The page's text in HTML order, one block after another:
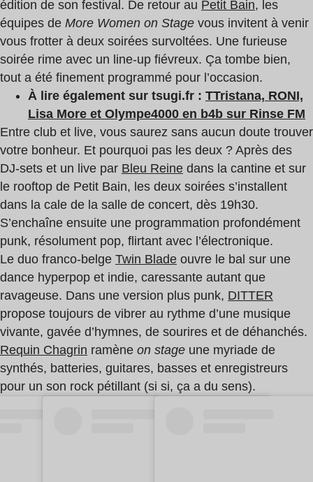
édition de son festival. De retour au Petit Bain, les
équipes de More Women on Stage vous invitent à venir
vous frotter à deux soirées survoltées. Une furieuse
soirée rime avec un line-up fiévreux. Ça tombe bien,
tout a été finement programmé pour l’occasion.
À lire également sur tsugi.fr : TTristana, RONI,
Lisa More et Olympe4000 en b4b sur Rinse FM
Entre club et live, vous saurez sans aucun doute trouver
votre bonheur. Et pourquoi pas les deux ? Après des
DJ-sets et un live par Bleu Reine dans la cantine et sur
le rooftop de Petit Bain, les deux soirées s’installent
dans la cale de la salle de concert, dès 19h30.
S’enchaîne ensuite une programmation profondément
punk, résolument pop, flirtant avec l’électronique.
Le duo franco-belge Twin Blade ouvre le bal sur une
dance hyperpop et indie, caressante autant que
ravageuse. Dans une version plus punk, DITTER
propose toujours de vibrer au rythme d’une musique
vivante, gavée d’hymnes, de sourires et de déhanchés.
Requin Chagrin ramène on stage une myriade de
synthés, batteries, guitares, basses et enregistreurs
pour un son rock pétillant (si si, ça a du sens).